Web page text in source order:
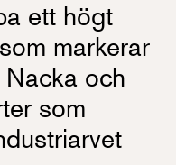
ett högt
markerar
och
som